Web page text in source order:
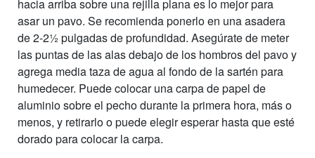
hacia arriba sobre una rejilla plana es lo mejor para
asar un pavo. Se recomienda ponerlo en una asadera
de 2-2½ pulgadas de profundidad. Asegúrate de meter
las puntas de las alas debajo de los hombros del pavo y
agrega media taza de agua al fondo de la sartén para
humedecer. Puede colocar una carpa de papel de
aluminio sobre el pecho durante la primera hora, más o
menos, y retirarlo o puede elegir esperar hasta que esté
dorado para colocar la carpa.